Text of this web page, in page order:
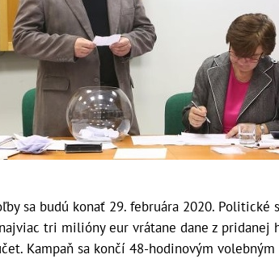
sa budú konať 29. februára 2020. Politické
tri milióny eur vrátane dane z pridanej
Kampaň sa končí 48-hodinovým